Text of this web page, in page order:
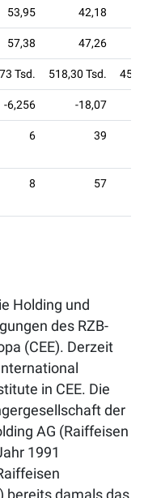
53,95 42,18
57,38 47,26
Tsd. 518,30 Tsd.
-6,256 -18,07
6 39
8 57
Holding und
des RZB-
(CEE). Derzeit
in CEE. Die
der
AG (Raiffeisen
1991